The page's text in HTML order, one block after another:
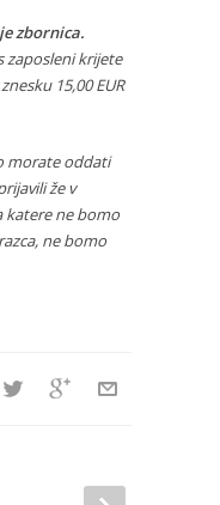
zbornica.
zaposleni krijete
15,00 EUR
morate oddati
že v
katere ne bomo
ne bomo